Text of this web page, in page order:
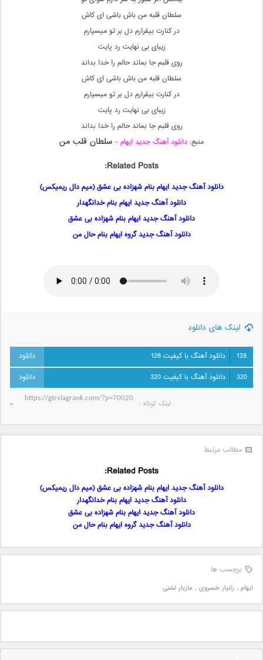
سلطان قلبه من باش باشی ای کاش
در کنارت بیقرارم دل بر تو میسپارم
زیبای بی نهایت رد پایت
روی قلبم جا بماند حالم را خدا بداند
سلطان قلبه من باش باشی ای کاش
در کنارت بیقرارم دل بر تو میسپارم
زیبای بی نهایت رد پایت
روی قلبم جا بماند حالم را خدا بداند
منبع: دانلود آهنگ جدید ایهام –سلطان قلب من
Related Posts:
دانلود آهنگ جدید ایهام بنام شهزاده بی عشق (میم دال ریمیکس)
دانلود آهنگ جدید ایهام بنام خدانگهدار
دانلود آهنگ جدید ایهام بنام شهزاده بی عشق
دانلود آهنگ جدید گروه ایهام بنام حال من
لینک های دانلود
128
دانلود آهنگ با کیفیت 128
320
دانلود آهنگ با کیفیت 320
لینک کوتاه‌ :
مطالب مرتبط
Related Posts:
دانلود آهنگ جدید ایهام بنام شهزاده بی عشق (میم دال ریمیکس)
دانلود آهنگ جدید ایهام بنام خدانگهدار
دانلود آهنگ جدید ایهام بنام شهزاده بی عشق
دانلود آهنگ جدید گروه ایهام بنام حال من
برچسب ها
ایهام , زانیار خسروی , مازیار لشنی